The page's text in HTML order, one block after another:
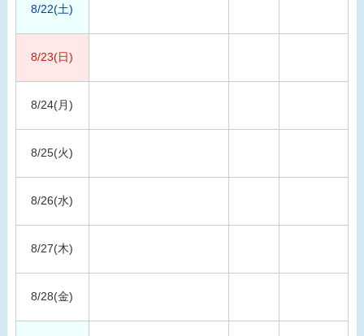
8/22(土)
8/23(日)
8/24(月)
8/25(火)
8/26(水)
8/27(木)
8/28(金)